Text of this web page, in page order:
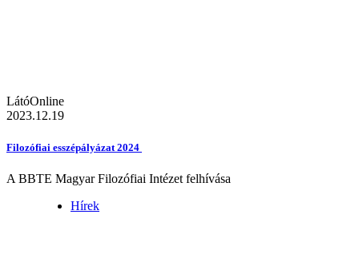
LátóOnline
2023.12.19
Filozófiai esszépályázat 2024
A BBTE Magyar Filozófiai Intézet felhívása
Hírek